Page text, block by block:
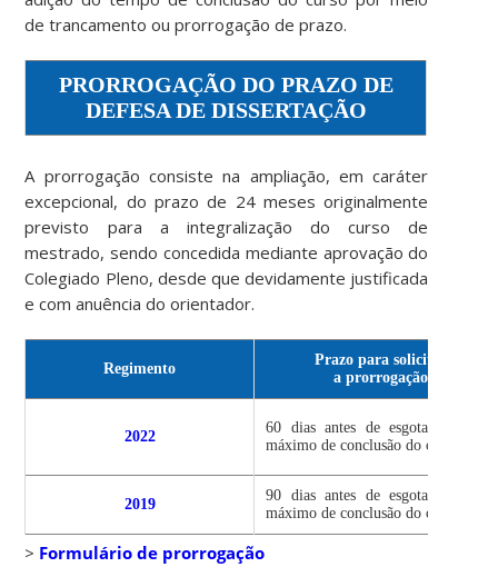
de trancamento ou prorrogação de prazo.
PRORROGAÇÃO DO PRAZO DE
DEFESA DE DISSERTAÇÃO
A prorrogação consiste na ampliação, em caráter
excepcional, do prazo de 24 meses originalmente
previsto para a integralização do curso de
mestrado, sendo concedida mediante aprovação do
Colegiado Pleno, desde que devidamente justificada
e com anuência do orientador.
Regimento
Prazo para solicitar
a prorrogação
2022
60 dias antes de esgotar o prazo
máximo de conclusão do curso.
2019
90 dias antes de esgotar o prazo
máximo de conclusão do curso.
> Formulário de prorrogação